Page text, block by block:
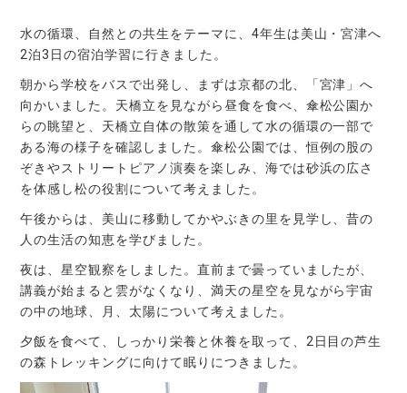
水の循環、自然との共生をテーマに、4年生は美山・宮津へ
2泊3日の宿泊学習に行きました。
朝から学校をバスで出発し、まずは京都の北、「宮津」へ
向かいました。天橋立を見ながら昼食を食べ、傘松公園か
らの眺望と、天橋立自体の散策を通して水の循環の一部で
ある海の様子を確認しました。傘松公園では、恒例の股の
ぞきやストリートピアノ演奏を楽しみ、海では砂浜の広さ
を体感し松の役割について考えました。
午後からは、美山に移動してかやぶきの里を見学し、昔の
人の生活の知恵を学びました。
夜は、星空観察をしました。直前まで曇っていましたが、
講義が始まると雲がなくなり、満天の星空を見ながら宇宙
の中の地球、月、太陽について考えました。
夕飯を食べて、しっかり栄養と休養を取って、2日目の芦生
の森トレッキングに向けて眠りにつきました。